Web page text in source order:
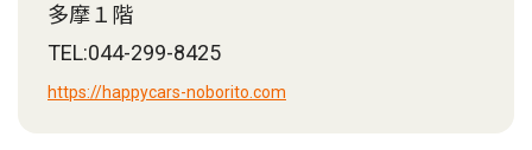
多摩１階
TEL:044-299-8425
https://happycars-noborito.com